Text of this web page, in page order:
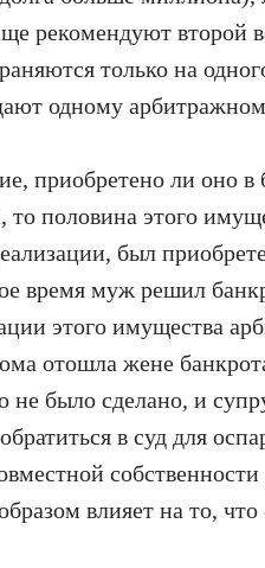
рекомендуют второй
только на
одному
приобретено ли оно
то половина этого
был
время муж решил
этого имущества
отошла жене
было сделано, и
в суд для
влияет на то, что